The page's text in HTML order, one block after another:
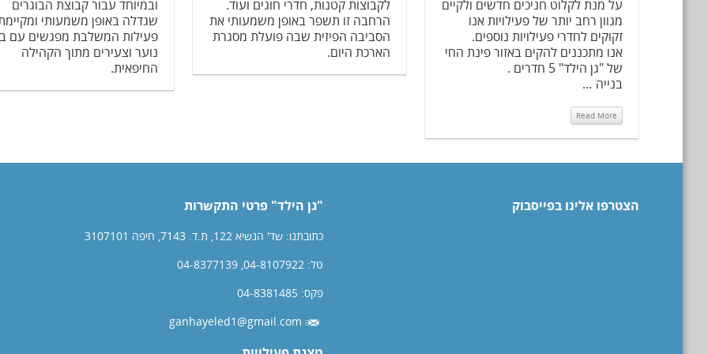
ובמיוחד עבור קבוצת הבוגרים
שגדלה באופן משמעותי
פעילות המשלבת מפגשים עם
נוער וצעירים מתוך הקהילה
החיפאית.
לקבוצות קטנות, חדרי חוגים ועוד.
הרחבה זו תשפר באופן משמעותי את
הסביבה הפיזית שבה פועלת מסגרת
הארכת היום.
על מנת לקלוט חניכים חדשים ולקיים
מגוון רחב יותר של פעילויות אנו
זקוקים לחדרי פעילויות נוספים.
אנו מתכננים להקים באזור פינת החי
של "גן הילד" 5 חדרים .
בנייה …
Read More
"גן הילד" פרטי התקשרות
כתובתנו: שד' הנשיא 122, ת.ד. 7143, חיפה 3107101
טל: 04-8107922, 04-8377139
פקס: 04-8381485
ganhayeled1@gmail.com
הצטרפו אלינו בפייסבוק